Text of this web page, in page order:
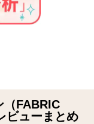
（FABRIC
ビューまとめ